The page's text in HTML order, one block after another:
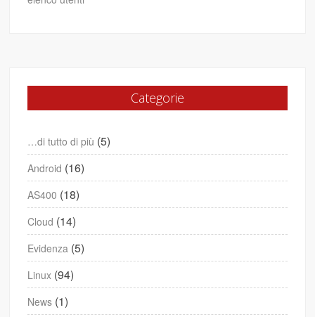
Categorie
…di tutto di più (5)
Android (16)
AS400 (18)
Cloud (14)
Evidenza (5)
Linux (94)
News (1)